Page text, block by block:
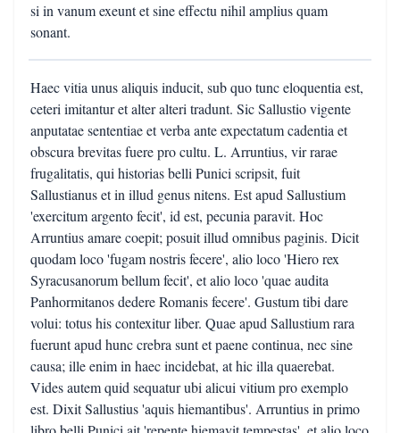
si in vanum exeunt et sine effectu nihil amplius quam
sonant.
Haec vitia unus aliquis inducit, sub quo tunc eloquentia est,
ceteri imitantur et alter alteri tradunt. Sic Sallustio vigente
anputatae sententiae et verba ante expectatum cadentia et
obscura brevitas fuere pro cultu. L. Arruntius, vir rarae
frugalitatis, qui historias belli Punici scripsit, fuit
Sallustianus et in illud genus nitens. Est apud Sallustium
'exercitum argento fecit', id est, pecunia paravit. Hoc
Arruntius amare coepit; posuit illud omnibus paginis. Dicit
quodam loco 'fugam nostris fecere', alio loco 'Hiero rex
Syracusanorum bellum fecit', et alio loco 'quae audita
Panhormitanos dedere Romanis fecere'. Gustum tibi dare
volui: totus his contexitur liber. Quae apud Sallustium rara
fuerunt apud hunc crebra sunt et paene continua, nec sine
causa; ille enim in haec incidebat, at hic illa quaerebat.
Vides autem quid sequatur ubi alicui vitium pro exemplo
est. Dixit Sallustius 'aquis hiemantibus'. Arruntius in primo